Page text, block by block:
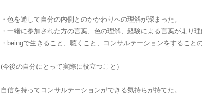
・色を通して自分の内側とのかかわりへの理解が深まった。
・一緒に参加された方の言葉、色の理解、経験による言葉がより理
・beingで生きること、聴くこと、コンサルテーションをすること
(今後の自分にとって実際に役立つこと）
自信を持ってコンサルテーションができる気持ちが持てた。